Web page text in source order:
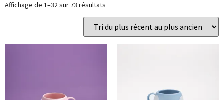
Affichage de 1–32 sur 73 résultats